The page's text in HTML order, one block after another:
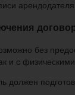
без
и с
должен